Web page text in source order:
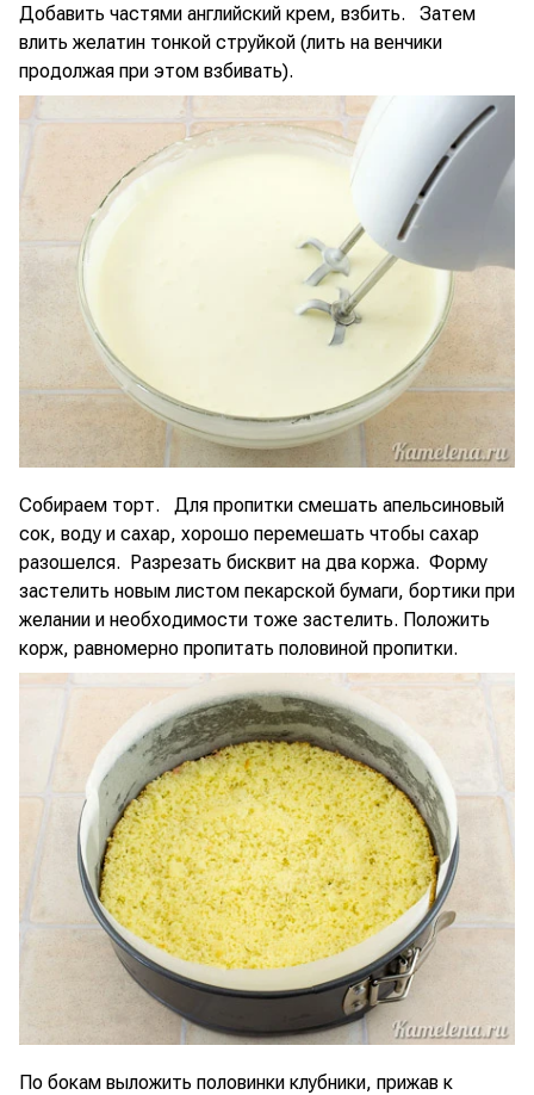
Добавить частями английский крем, взбить. Затем
влить желатин тонкой струйкой (лить на венчики
продолжая при этом взбивать).
Собираем торт. Для пропитки смешать апельсиновый
сок, воду и сахар, хорошо перемешать чтобы сахар
разошелся. Разрезать бисквит на два коржа. Форму
застелить новым листом пекарской бумаги, бортики при
желании и необходимости тоже застелить. Положить
корж, равномерно пропитать половиной пропитки.
По бокам выложить половинки клубники, прижав к